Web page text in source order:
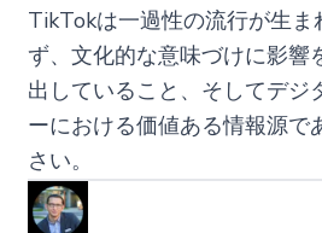
TikTokは一過性の流行が生ま
ず、文化的な意味づけに影響
出していること、そしてデジ
ーにおける価値ある情報源で
さい。